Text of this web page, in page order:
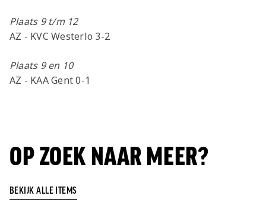
Plaats 9 t/m 12
AZ - KVC Westerlo 3-2
Plaats 9 en 10
AZ - KAA Gent 0-1
OP ZOEK NAAR MEER?
BEKIJK ALLE ITEMS